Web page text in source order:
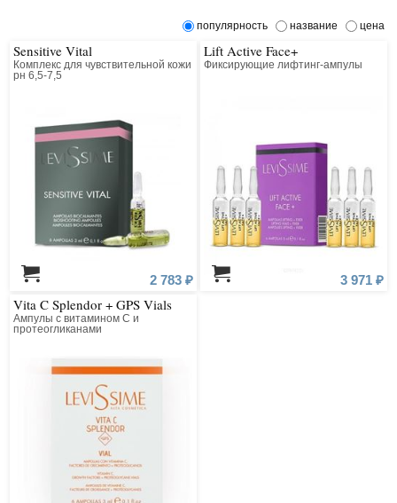
популярность название цена
Sensitive Vital
Комплекс для чувствительной кожи
рн 6,5-7,5
2 783 ₽
Lift Active Face+
Фиксирующие лифтинг-ампулы
3 971 ₽
Vita C Splendor + GPS Vials
Ампулы с витамином С и
протеогликанами